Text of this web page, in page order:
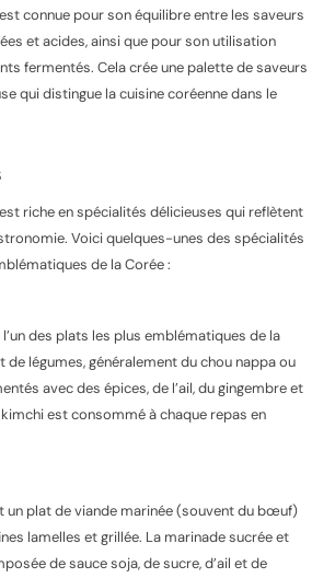
connue pour son équilibre entre les saveurs
et acides, ainsi que pour son utilisation
fermentés. Cela crée une palette de saveurs
qui distingue la cuisine coréenne dans le
riche en spécialités délicieuses qui reflètent
Voici quelques-unes des spécialités
de la Corée :
des plats les plus emblématiques de la
de légumes, généralement du chou nappa ou
avec des épices, de l’ail, du gingembre et
est consommé à chaque repas en
un plat de viande marinée (souvent du bœuf)
lamelles et grillée. La marinade sucrée et
de sauce soja, de sucre, d’ail et de